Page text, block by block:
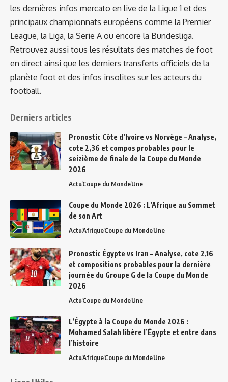
les dernières infos mercato en live de la Ligue 1 et des
principaux championnats européens comme la Premier
League, la Liga, la Serie A ou encore la Bundesliga.
Retrouvez aussi tous les résultats des matches de foot
en direct ainsi que les derniers transferts officiels de la
planète foot et des infos insolites sur les acteurs du
football.
Derniers articles
Pronostic Côte d’Ivoire vs Norvège – Analyse,
cote 2,36 et compos probables pour le
seizième de finale de la Coupe du Monde
2026
ActuCoupe du MondeUne
Coupe du Monde 2026 : L’Afrique au Sommet
de son Art
ActuAfriqueCoupe du MondeUne
Pronostic Égypte vs Iran – Analyse, cote 2,16
et compositions probables pour la dernière
journée du Groupe G de la Coupe du Monde
2026
ActuCoupe du MondeUne
L’Égypte à la Coupe du Monde 2026 :
Mohamed Salah libère l’Égypte et entre dans
l’histoire
ActuAfriqueCoupe du MondeUne